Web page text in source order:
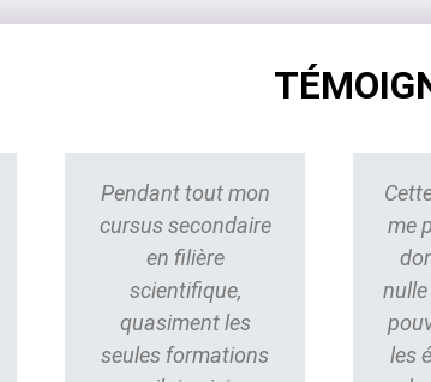
Pendant tout mon
cursus secondaire
en filière
scientifique,
quasiment les
seules formations
me
les